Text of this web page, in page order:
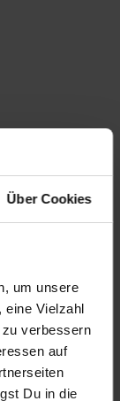
Über Cookies
um unsere
eine Vielzahl
verbessern
auf
Du in die